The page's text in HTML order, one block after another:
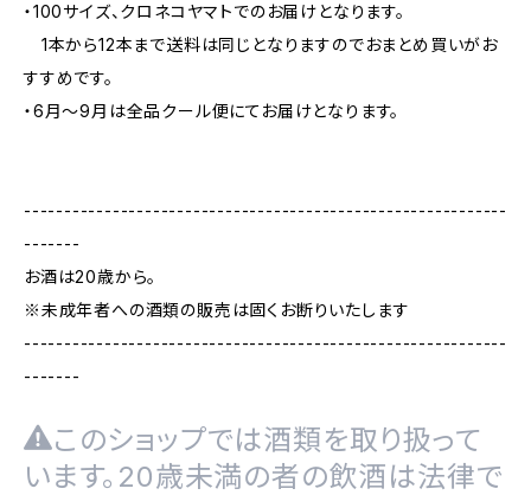
・100サイズ、クロネコヤマトでのお届けとなります。
1本から12本まで送料は同じとなりますのでおまとめ買いがお
すすめです。
・6月〜9月は全品クール便にてお届けとなります。
------------------------------------------------------------
-------
お酒は20歳から。
※未成年者への酒類の販売は固くお断りいたします
------------------------------------------------------------
-------
このショップでは酒類を取り扱って
います。20歳未満の者の飲酒は法律で